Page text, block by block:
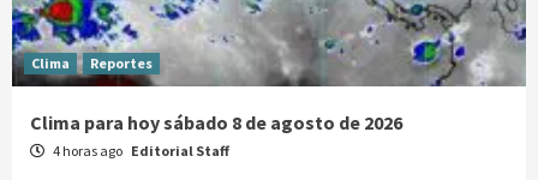
Clima Reportes
Clima para hoy sábado 8 de agosto de 2026
4 horas ago Editorial Staff